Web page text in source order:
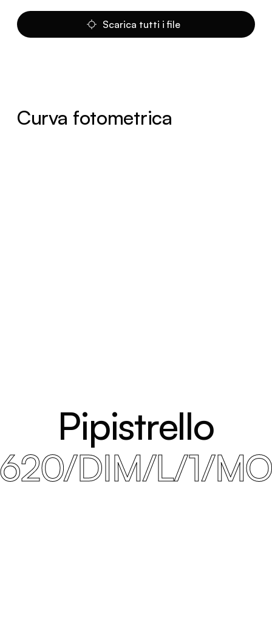
Scarica tutti i file
Curva fotometrica
Pipistrello
DIM/L/1/